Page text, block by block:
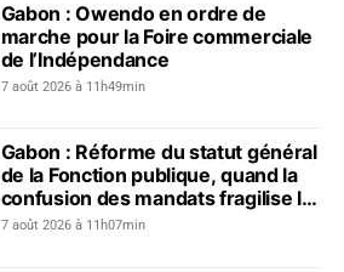
Gabon : Owendo en ordre de
marche pour la Foire commerciale
de l’Indépendance
7 août 2026 à 11h49min
Gabon : Réforme du statut général
de la Fonction publique, quand la
confusion des mandats fragilise le
dialogue social
7 août 2026 à 11h07min